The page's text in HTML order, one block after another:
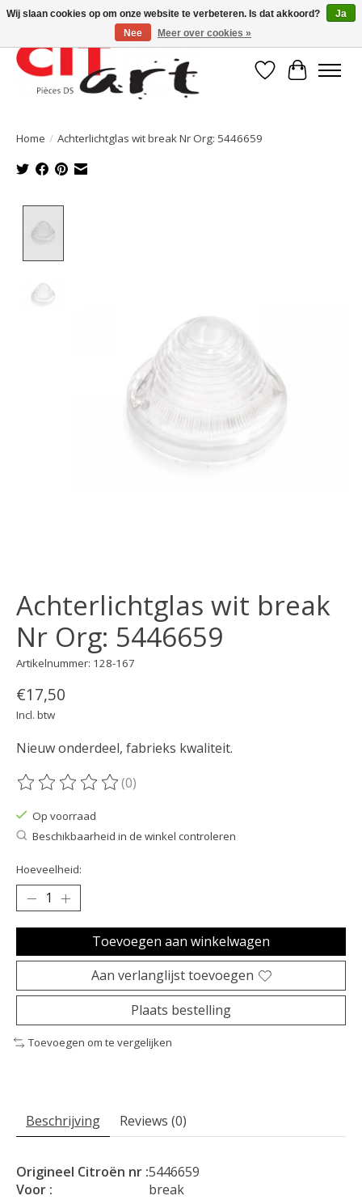
Verlanglijst
Home / Achterlichtglas wit break Nr Org: 5446659
Achterlichtglas wit break
Nr Org: 5446659
Artikelnummer: 128-167
€17,50
Incl. btw
Nieuw onderdeel, fabrieks kwaliteit.
De beoordeling van dit product is
(0)
Op voorraad
Beschikbaarheid in de winkel controleren
Hoeveelheid:
Toevoegen aan winkelwagen
Aan verlanglijst toevoegen
Plaats bestelling
Toevoegen om te vergelijken
Beschrijving Reviews (0)
Origineel Citroën nr :5446659
Voor :
break
Wij slaan cookies op om onze website te verbeteren. Is dat akkoord?
Ja
Nee
Meer over cookies »